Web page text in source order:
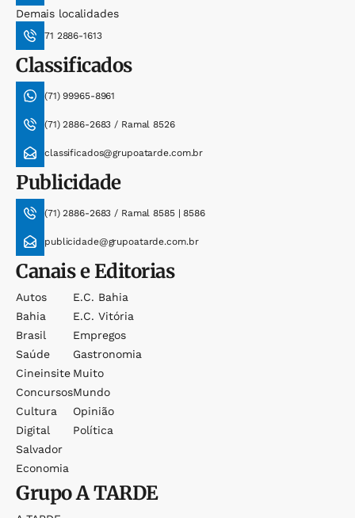
Demais localidades
71 2886-1613
Classificados
(71) 99965-8961
(71) 2886-2683 / Ramal 8526
classificados@grupoatarde.com.br
Publicidade
(71) 2886-2683 / Ramal 8585 | 8586
publicidade@grupoatarde.com.br
Canais e Editorias
Autos
Bahia
Brasil
Saúde
Cineinsite
Concursos
Cultura
Digital
Salvador
Economia
E.c. Bahia
E.c. Vitória
Empregos
Gastronomia
Muito
Mundo
Opinião
Política
GrupoA TARDE